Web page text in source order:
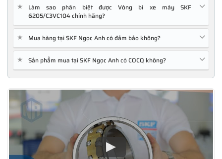
★
Làm sao phân biệt được Vòng bi xe máy SKF
6205/C3VC104 chính hãng?
★ Mua hàng tại SKF Ngọc Anh có đảm bảo không?
★ Sản phẩm mua tại SKF Ngọc Anh có COCQ không?